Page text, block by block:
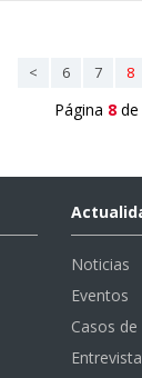
< 6 7 8
Página 8 de
Noticias
Eventos
Casos